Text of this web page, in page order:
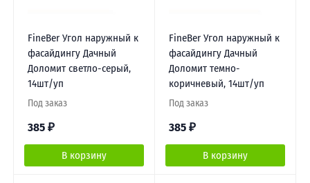
FineBer Угол наружный к
фасайдингу Дачный
Доломит светло-серый,
14шт/уп
Под заказ
385 ₽
В корзину
FineBer Угол наружный к
фасайдингу Дачный
Доломит темно-
коричневый, 14шт/уп
Под заказ
385 ₽
В корзину